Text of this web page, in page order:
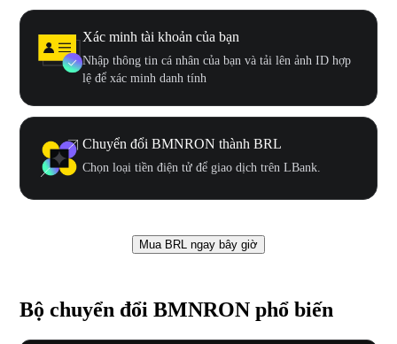
Xác minh tài khoản của bạn
Nhập thông tin cá nhân của bạn và tải lên ảnh ID hợp
lệ để xác minh danh tính
Chuyển đổi BMNRON thành BRL
Chọn loại tiền điện tử để giao dịch trên LBank.
Mua BRL ngay bây giờ
Bộ chuyển đổi BMNRON phổ biến